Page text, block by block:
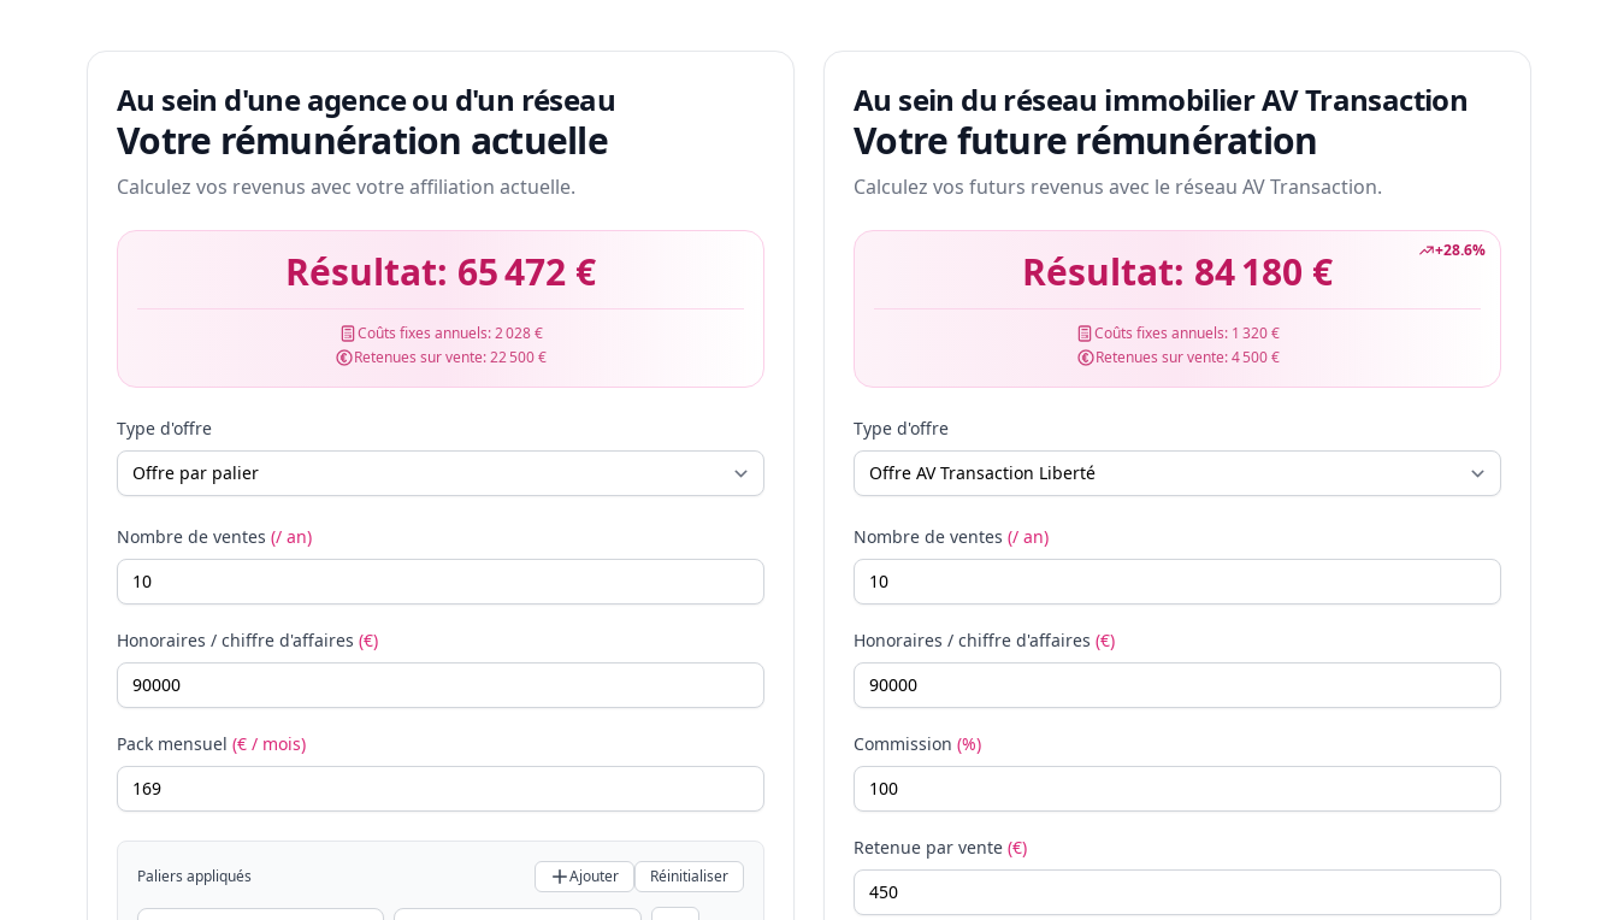
Au sein d'une agence ou d'un réseau
Votre rémunération actuelle
Calculez vos revenus avec votre affiliation actuelle.
Résultat: 65 472 €
Coûts fixes annuels:2 028 €
Retenues sur vente:22 500 €
Type d'offre
Nombre de ventes (/ an)
Honoraires / chiffre d'affaires (€)
Pack mensuel (€ / mois)
Paliers appliqués Ajouter Réinitialiser
Au sein du réseau immobilier AV Transaction
Votre future rémunération
Calculez vos futurs revenus avec le réseau AV Transaction.
+28.6%
Résultat: 84 180 €
Coûts fixes annuels: 1 320 €
Retenues sur vente:4 500 €
Type d'offre
Nombre de ventes (/ an)
Honoraires / chiffre d'affaires (€)
Commission (%)
Retenue par vente (€)